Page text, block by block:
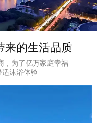
来的生活品质
，为了亿万家庭幸福
沐浴体验